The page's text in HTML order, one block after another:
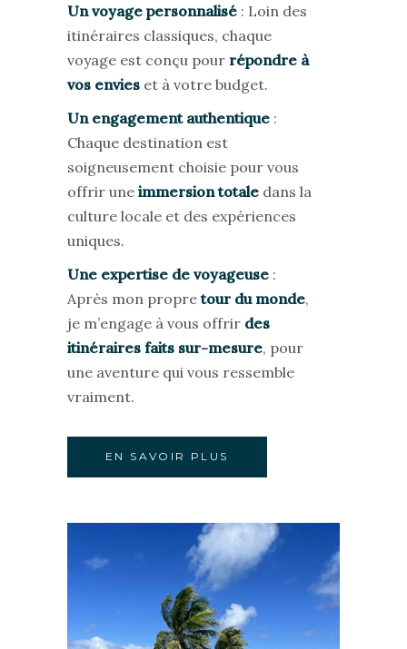
Un voyage personnalisé : Loin des
itinéraires classiques, chaque
voyage est conçu pour répondre à
vos envies et à votre budget.
Un engagement authentique :
Chaque destination est
soigneusement choisie pour vous
offrir une immersion totale dans la
culture locale et des expériences
uniques.
Une expertise de voyageuse :
Après mon propretour du monde,
je m’engage à vous offrir des
itinéraires faits sur-mesure, pour
une aventure qui vous ressemble
vraiment.
EN SAVOIR PLUS